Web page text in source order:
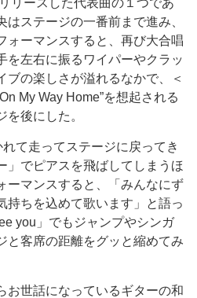
リースした代表曲の１つであ
はステージの一番前まで進み、
ォーマンスすると、再び大合唱
を左右に振るワイパーやクラッ
ブの楽しさが溢れるなかで、＜
My Way Home”を想起される
後にした。
て走ってステージに戻ってき
」でピアスを飛ばしてしまうほ
ーマンスすると、「みんなにず
持ちを込めて歌います」と語っ
you」でもジャンプやシンガ
と客席の距離をグッと縮めてみ
世話になっているギターの和